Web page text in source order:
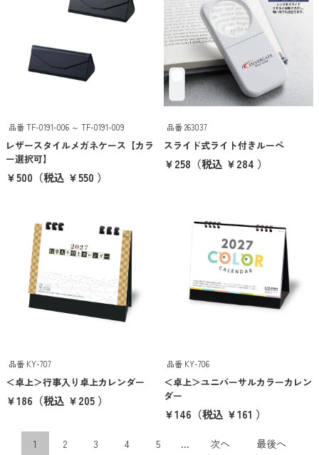
ANKER
クリア 検索
品番 TF-0191-006 ～ TF-0191-009
レザースタイルメガネケース【カラ
ー選択可】
￥500 （税込 ￥550 ）
品番 263037
スライド式ライト付きルーペ
￥258 （税込 ￥284 ）
品番 KY-707
＜卓上＞行事入り卓上カレンダー
￥186 （税込 ￥205 ）
品番 KY-706
＜卓上＞ユニバーサルカラーカレン
ダー
￥146 （税込 ￥161 ）
1 2 3 4 5 ... 次へ 最後へ